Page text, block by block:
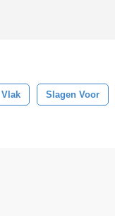
Vlak Slagen Voor